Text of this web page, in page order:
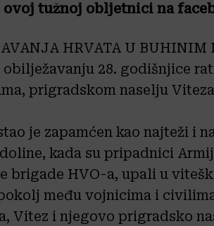
ovoj tužnoj obljetnici na
HRVATA U BUHINIM
obilježavanju 28. godišnjice
prigradskom naselju
je zapamćen kao najteži i
kada su pripadnici
brigade HVO-a, upali u
među vojnicima i
Vitez i njegovo prigradsko